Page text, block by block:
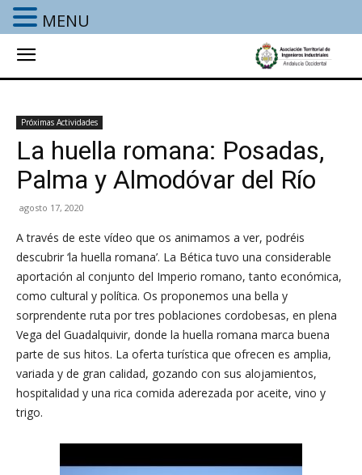
Próximas Actividades
La huella romana: Posadas,
Palma y Almodóvar del Río
agosto 17, 2020
A través de este vídeo que os animamos a ver, podréis
descubrir ‘la huella romana’. La Bética tuvo una considerable
aportación al conjunto del Imperio romano, tanto económica,
como cultural y política. Os proponemos una bella y
sorprendente ruta por tres poblaciones cordobesas, en plena
Vega del Guadalquivir, donde la huella romana marca buena
parte de sus hitos. La oferta turística que ofrecen es amplia,
variada y de gran calidad, gozando con sus alojamientos,
hospitalidad y una rica comida aderezada por aceite, vino y
trigo.
MENU